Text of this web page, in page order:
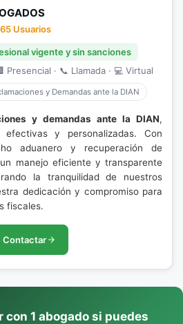
Usuarios
vigente y sin sanciones
Presencial · 📞 Llamada · 💻 Virtual
y Demandas ante la DIAN
y demandas ante la DIAN,
efectivas y personalizadas. Con
aduanero y recuperación de
manejo eficiente y transparente
la tranquilidad de nuestros
dedicación y compromiso para
fiscales.
Contactar
con 1 abogado si puedes